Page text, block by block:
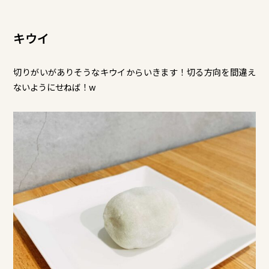
キウイ
切りがいがありそうなキウイからいきます！切る方向を間違え
ないようにせねば！w